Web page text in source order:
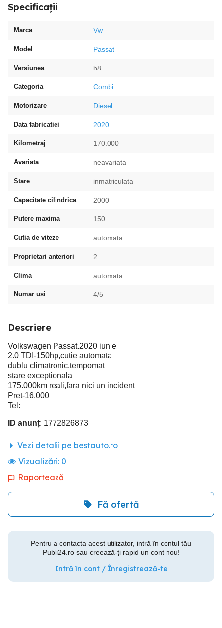
Specificații
Marca Vw
Model Passat
Versiunea b8
Categoria Combi
Motorizare Diesel
Data fabricatiei 2020
Kilometraj 170.000
Avariata neavariata
Stare inmatriculata
Capacitate cilindrica 2000
Putere maxima 150
Cutia de viteze automata
Proprietari anteriori 2
Clima automata
Numar usi 4/5
Descriere
Volkswagen Passat,2020 iunie
2.0 TDI-150hp,cutie automata
dublu climatronic,tempomat
stare exceptionala
175.000km reali,fara nici un incident
Pret-16.000
Tel:
ID anunț: 1772826873
Vezi detalii pe bestauto.ro
Vizualizări: 0
Raportează
Fă ofertă
Pentru a contacta acest utilizator, intră în contul tău
Publi24.ro sau creează-ți rapid un cont nou!
Intră în cont / Înregistrează-te